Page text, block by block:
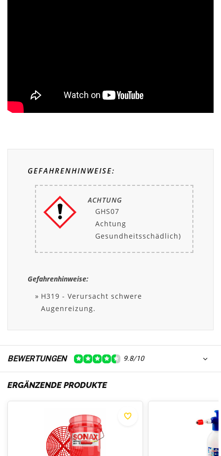
GEFAHRENHINWEISE:
ACHTUNG
GHS07
Achtung
Gesundheitsschädlich)
Gefahrenhinweise:
H319 - Verursacht schwere
Augenreizung.
BEWERTUNGEN 9.8/10
ERGÄNZENDE PRODUKTE